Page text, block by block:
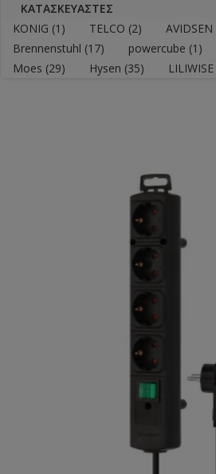
ΚΑΤΑΣΚΕΥΑΣΤΈΣ
KONIG (1) TELCO (2) AVIDSEN
Brennenstuhl (17) powercube (1)
Moes (29) Hysen (35) LILIWISE